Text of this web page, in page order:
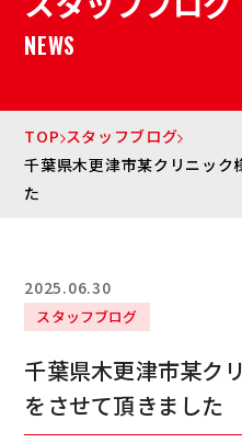
NEWS
TOP スタッフブログ
千葉県木更津市某クリニック
た
2025.06.30
スタッフブログ
千葉県木更津市某ク
をさせて頂きました